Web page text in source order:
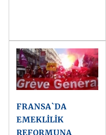
FRANSA`DA
EMEKLİLİK
REFORMUNA